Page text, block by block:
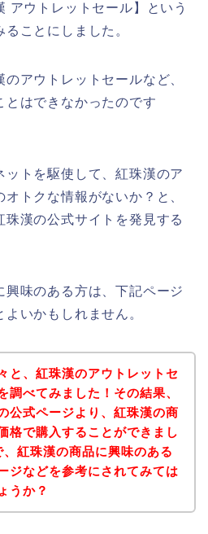
アウトレットセール】という
ことにしました。
アウトレットセールなど、
とはできなかったのです
ットを駆使して、紅珠漢のア
トクな情報がないか？と、
漢の公式サイトを発見する
興味のある方は、下記ページ
いかもしれません。
と、紅珠漢のアウトレットセ
調べてみました！その結果、
公式ページより、紅珠漢の商
格で購入することができまし
、紅珠漢の商品に興味のある
ジなどを参考にされてみては
うか？